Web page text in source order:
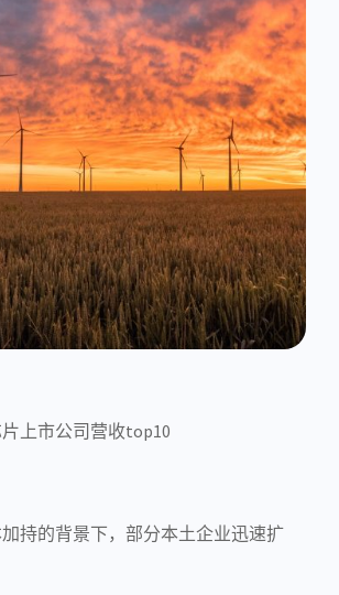
上市公司营收top10
持的背景下，部分本土企业迅速扩